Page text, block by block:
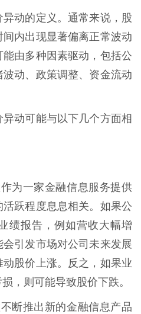
动的定义。通常来说，股
内出现显著偏离正常波动
由多种因素驱动，包括公
动、政策调整、资金流动
动可能与以下几个方面相
为一家金融信息服务提供
跃程度息息相关。如果公
绩报告，例如营收大幅增
引发市场对公司未来发展
股价上涨。反之，如果业
，则可能导致股价下跌。
断推出新的金融信息产品